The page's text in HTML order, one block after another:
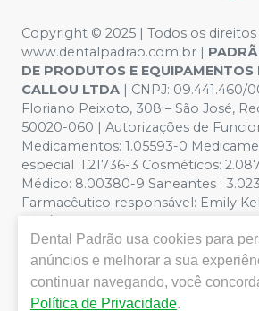
Copyright © 2025 | Todos os direitos
www.dentalpadrao.com.br |
DE PRODUTOS E EQUIPAMENTOS
CALLOU LTDA | CNPJ: 09.441.460/
Floriano Peixoto, 308 – São José,
50020-060 | Autorizações de
Medicamentos: 1.05593-0
especial :1.21736-3 Cosméticos:
Médico: 8.00380-9 Saneantes :
Farmacêutico responsável: Emily
CRF/PE nº 10109 | Política de
Fotos meramente ilustrativas - Os
da loja virtual estão sujeitos a
divergência de preços no site, o
Carrinho de Compra. Não
Dental Padrão usa cookies para
anúncios e melhorar a sua
continuar navegando, você
Política de Privacidade.